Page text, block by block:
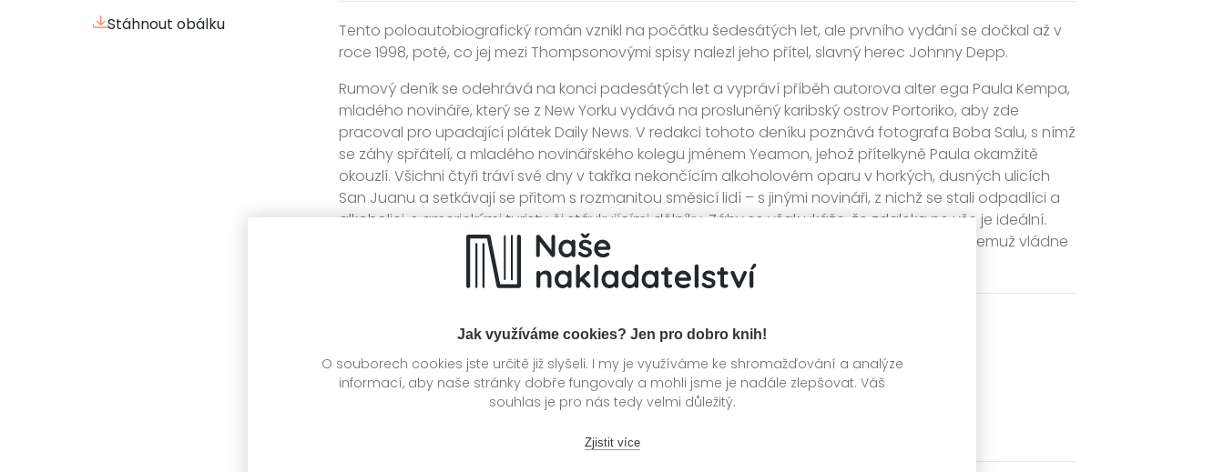
Jak využíváme cookies? Jen pro dobro knih!
O souborech cookies jste určitě již slyšeli. I my je využíváme ke shromažďování a analýze
informací, aby naše stránky dobře fungovaly a mohli jsme je nadále zlepšovat. Váš
souhlas je pro nás tedy velmi důležitý.
Zjistit více
Stáhnout obálku
Tento poloautobiografický román vznikl na počátku šedesátých let, ale prvního vydání se dočkal až v
roce 1998, poté, co jej mezi Thompsonovými spisy nalezl jeho přítel, slavný herec Johnny Depp.
Rumový deník se odehrává na konci padesátých let a vypráví příběh autorova alter ega Paula Kempa,
mladého novináře, který se z New Yorku vydává na prosluněný karibský ostrov Portoriko, aby zde
pracoval pro upadající plátek Daily News. V redakci tohoto deníku poznává fotografa Boba Salu, s nímž
se záhy spřátelí, a mladého novinářského kolegu jménem Yeamon, jehož přítelkyně Paula okamžitě
okouzlí. Všichni čtyři tráví své dny v takřka nekončícím alkoholovém oparu v horkých, dusných ulicích
San Juanu a setkávají se přitom s rozmanitou směsicí lidí – s jinými novináři, z nichž se stali odpadlíci a
alkoholici, s americkými turisty či stávkujícími dělníky. Záhy se však ukáže, že zdaleka ne vše je ideální.
Hlavní hrdina totiž rychle na vlastní kůži pocítí, že se ocitl uprostřed nebezpečného světa, jemuž vládne
korupce a touha po rychlém zbohatnutí. Světa, kde je dovoleno vše…
titulu:
Kategorie >Světová literatura